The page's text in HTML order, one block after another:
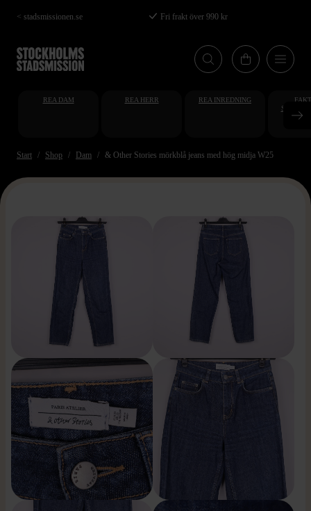
Hoppa
till
huvudinnehåll
< stadsmissionen.se Fri frakt över 990 kr
REA DAM REA HERR REA INREDNING
Start Shop Dam & Other Stories mörkblå jeans med hög midja W25